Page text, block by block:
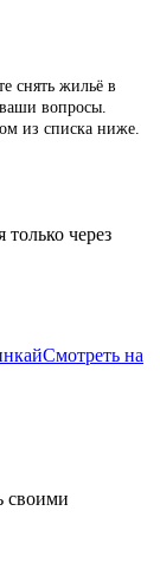
снять жильё в
вопросы.
из списка ниже.
через
Смотреть на
своими